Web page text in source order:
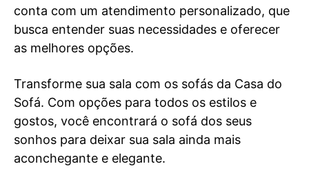
conta com um atendimento personalizado, que
busca entender suas necessidades e oferecer
as melhores opções.
Transforme sua sala com os sofás da Casa do
Sofá. Com opções para todos os estilos e
gostos, você encontrará o sofá dos seus
sonhos para deixar sua sala ainda mais
aconchegante e elegante.